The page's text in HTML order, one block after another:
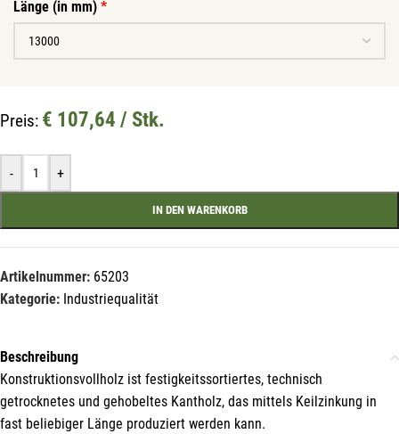
Länge (in mm) *
Preis: € 107,64 / Stk.
- +
IN DEN WARENKORB
Artikelnummer: 65203
Kategorie: Industriequalität
Beschreibung
Konstruktionsvollholz ist festigkeitssortiertes, technisch
getrocknetes und gehobeltes Kantholz, das mittels Keilzinkung in
fast beliebiger Länge produziert werden kann.
immer top-informiert über
Veranstaltungen und Aktionen
Hiermit erkläre ich mich damit einverstanden, dass die Daten
meiner E-Mail-Adresse von der Liechtenstein Holztreff GmbH zum
Zwecke der Zusendung von Newslettern über Neuigkeiten in der
Liechtenstein Holztreff GmbH im Einklang mit der
freiwillig und kann jederzeit mit Wirkung für die Zukunft gegenüber